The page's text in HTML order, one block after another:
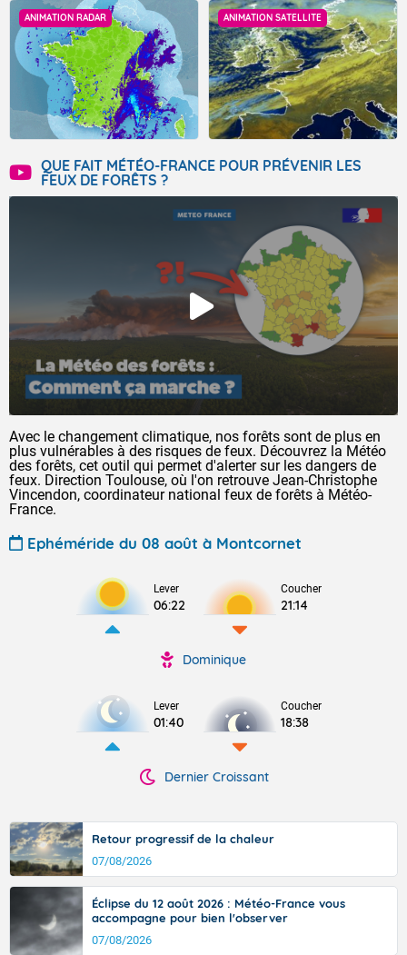
ANIMATION RADAR ANIMATION SATELLITE
QUE FAIT MÉTÉO-FRANCE POUR PRÉVENIR LES
FEUX DE FORÊTS ?
Avec le changement climatique, nos forêts sont de plus en
plus vulnérables à des risques de feux. Découvrez la Météo
des forêts, cet outil qui permet d'alerter sur les dangers de
feux. Direction Toulouse, où l'on retrouve Jean-Christophe
Vincendon, coordinateur national feux de forêts à Météo-
France.
Ephéméride du 08 août à Montcornet
Lever
06:22
Coucher
21:14
Dominique
Lever
01:40
Coucher
18:38
Dernier Croissant
Retour progressif de la chaleur
07/08/2026
Éclipse du 12 août 2026 : Météo-France vous
accompagne pour bien l'observer
07/08/2026